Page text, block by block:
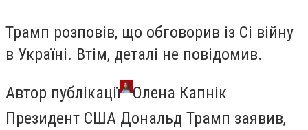
Трамп розповів, що обговорив із Сі війну
в Україні. Втім, деталі не повідомив.
Автор публікації
Олена Капнік
Президент США Дональд Трамп заявив,